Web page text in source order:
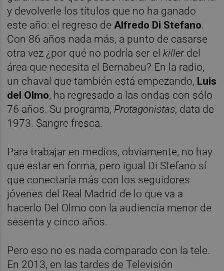
y devolverle los títulos que no ha ganado
este año: el regreso de Alfredo Di Stefano.
Con 86 años nada más, a punto de casarse
otra vez ¿por qué no podría ser elkillerdel
área que necesita el Bernabeu? En la radio,
un chaval que también está empezando, Luis
del Olmo, ha regresado a las ondas con sólo
76 años. Su programa, Protagonistas, data de
1973. Sangre fresca.
Para trabajar en medios, obviamente, no hay
que estar en forma, pero igual Di Stefano sí
que conectaría más con los seguidores
jóvenes del Real Madrid de lo que va a
hacerlo Del Olmo con la audiencia menor de
sesenta y cinco años.
Pero eso no es nada comparado con la tele.
En 2013, en las tardes de Televisión